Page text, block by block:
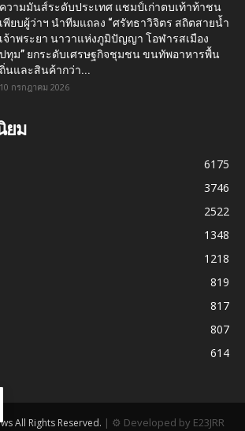
ความมันส์ระดับประเทศ แชมป์เก่าตบเท้าท้าชน
เพียบผู้ว่าฯ นำทีมแถลง “ศรัทธาวิจิตร สถิตสายน้ำ
เจ้าพระยา นาวาแห่งภูมิปัญญา โอฬารสเมือง
ปทุม” ยกระดับเศรษฐกิจชุมชน ขนทัพอาหารพื้น
ถิ่นและสินค้ากว่า...
10 กรกฎาคม 2026
ยม
6175
3746
2522
1348
1218
819
817
807
614
All Rights Reserved. | ⚙ Developed by E23JRR